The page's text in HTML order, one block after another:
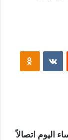
اليوم اتصالاً